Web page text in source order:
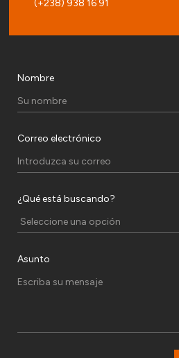
(+238) 938 16 91
Nombre
Correo electrónico
¿Qué está buscando?
Asunto